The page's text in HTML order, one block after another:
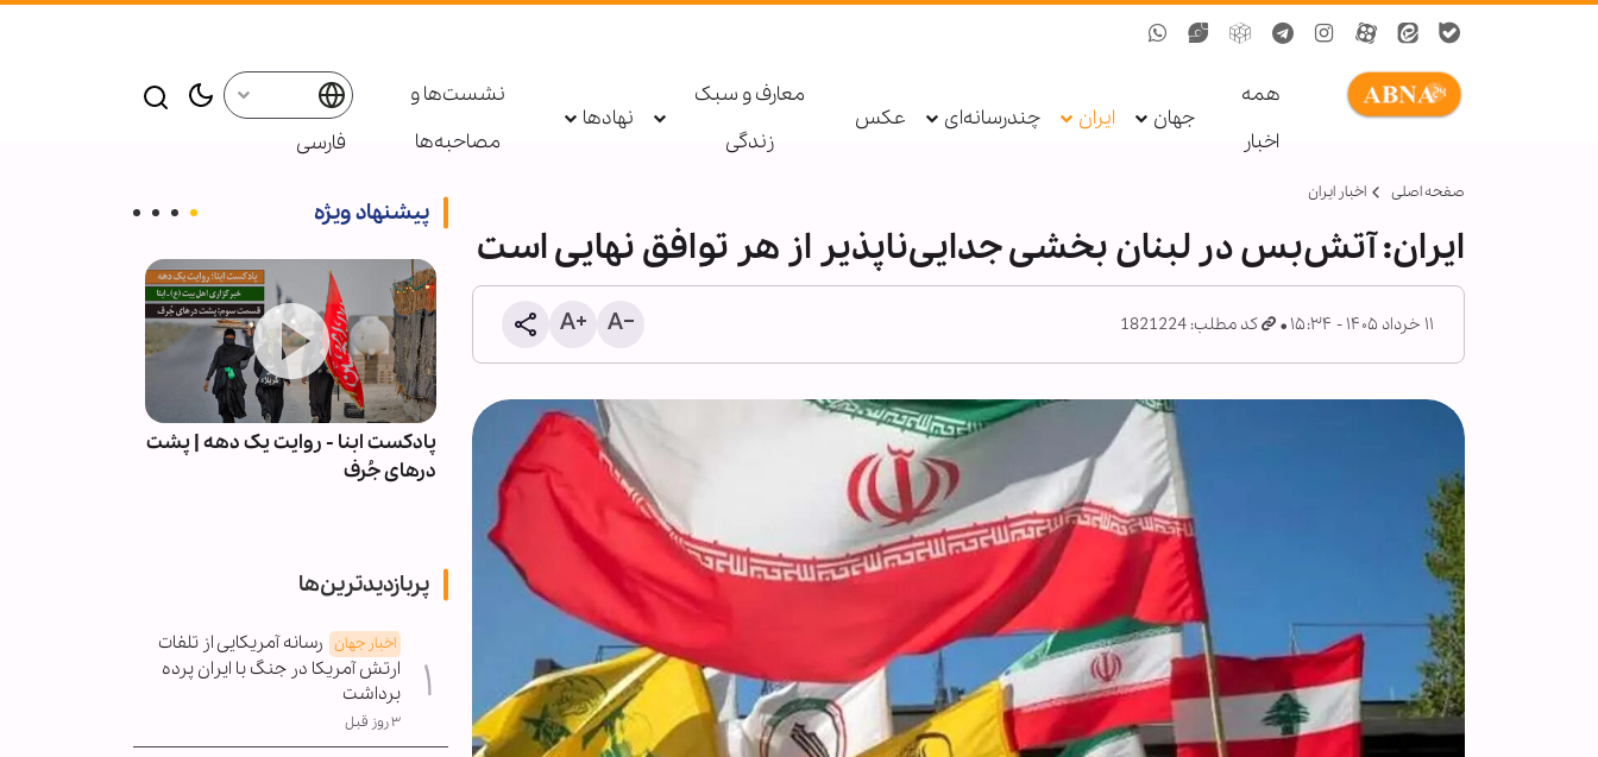
همه
اخبار
جهان ایران چندرسانه‌ای عکس
معارف و سبک
زندگی
نهادها
نشست‌ها و
مصاحبه‌ها
فارسی
صفحه اصلی اخبار ایران
ایران: آتش‌بس در لبنان بخشی جدایی‌ناپذیر از هر توافق نهایی است
۱۱ خرداد ۱۴۰۵ - ۱۵:۳۴ کد مطلب: 1821224
پیشنهاد ویژه
اینفوگرافی | گواهی بر امامت،
هدایت و حقانیت امام حسین(ع) -
پادکست ابنا - روایت یک دهه | پشت
درهای جُرف
پربازدیدترین‌ها
اخبار جهان رسانه آمریکایی از تلفات
ارتش آمریکا در جنگ با ایران پرده
برداشت
۳ روز قبل